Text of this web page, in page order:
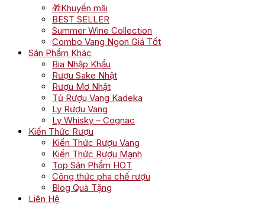
🎁Khuyến mãi
BEST SELLER
Summer Wine Collection
Combo Vang Ngon Giá Tốt
Sản Phẩm Khác
Bia Nhập Khẩu
Rượu Sake Nhật
Rượu Mơ Nhật
Tủ Rượu Vang Kadeka
Ly Rượu Vang
Ly Whisky – Cognac
Kiến Thức Rượu
Kiến Thức Rượu Vang
Kiến Thức Rượu Mạnh
Top Sản Phẩm HOT
Công thức pha chế rượu
Blog Quà Tặng
Liên Hệ